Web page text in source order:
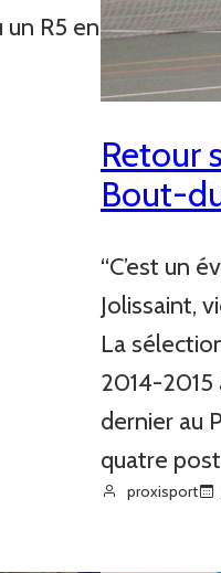
R5 en
Retour
Bout-
“C’est un
Jolissaint,
La
2014-2015
dernier au
quatre
proxisport